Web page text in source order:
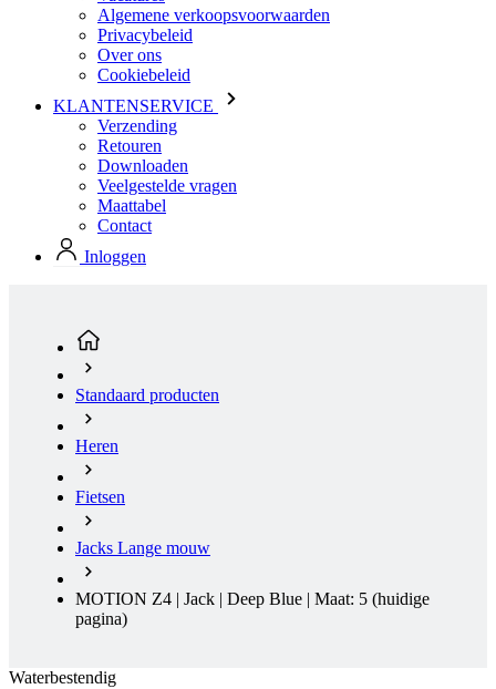
KLANTENSERVICE
Verzending
Retouren
Downloaden
Veelgestelde vragen
Maattabel
Contact
Inloggen
Heren
Fietsen
Jacks Lange mouw
MOTION Z4 | Jack | Deep Blue | Maat: 5
pagina)
Waterbestendig
Winddicht
KORTING 10%